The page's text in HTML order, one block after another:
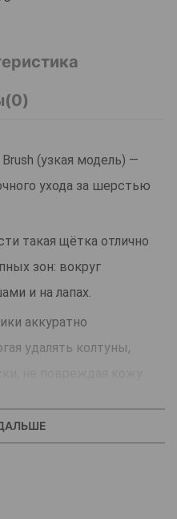
(узкая модель) —
ухода за шерстью
такая щётка отлично
зон: вокруг
и на лапах.
аккуратно
удалять колтуны,
при ежедневном
для аккуратного,